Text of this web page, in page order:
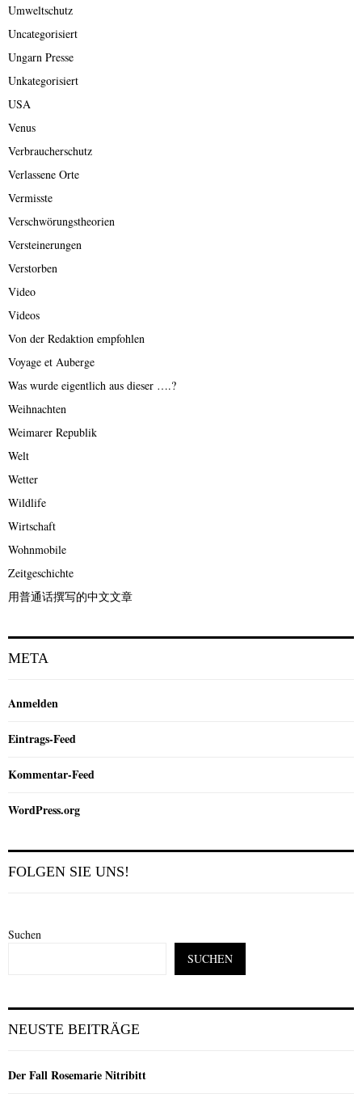
Umweltschutz
Uncategorisiert
Ungarn Presse
Unkategorisiert
USA
Venus
Verbraucherschutz
Verlassene Orte
Vermisste
Verschwörungstheorien
Versteinerungen
Verstorben
Video
Videos
Von der Redaktion empfohlen
Voyage et Auberge
Was wurde eigentlich aus dieser ….?
Weihnachten
Weimarer Republik
Welt
Wetter
Wildlife
Wirtschaft
Wohnmobile
Zeitgeschichte
用普通话撰写的中文文章
META
Anmelden
Eintrags-Feed
Kommentar-Feed
WordPress.org
FOLGEN SIE UNS!
Suchen
SUCHEN
NEUSTE BEITRÄGE
Der Fall Rosemarie Nitribitt